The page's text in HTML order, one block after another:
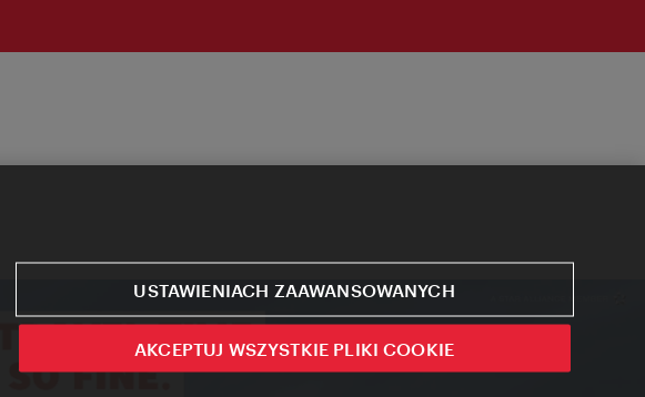
USTAWIENIACH ZAAWANSOWANYCH
AKCEPTUJ WSZYSTKIE PLIKI COOKIE